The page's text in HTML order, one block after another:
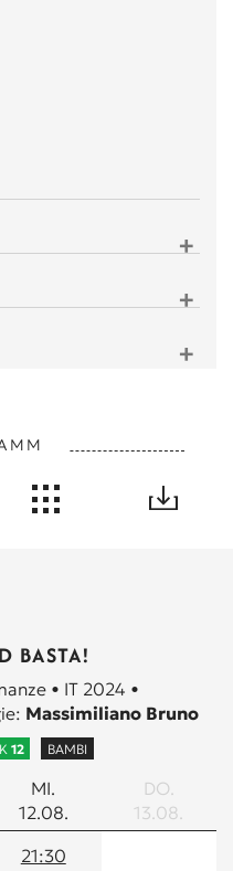
BASTA!
• IT 2024 •
Massimiliano Bruno
12 BAMBI
MI.
12.08.
DO.
13.08.
21:30